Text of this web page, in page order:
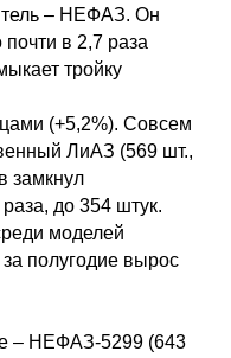
– НЕФАЗ. Он
в 2,7 раза
тройку
(+5,2%). Совсем
ЛиАЗ (569 шт.,
замкнул
до 354 штук.
моделей
полугодие вырос
– НЕФАЗ-5299 (643